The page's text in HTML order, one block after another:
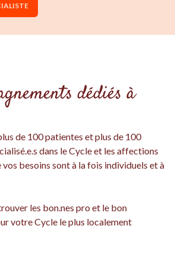
dédiés à
de 100 patientes et plus de 100
dans le Cycle et les affections
vos besoins sont à la fois individuels et à
les bon.nes pro et le bon
votre Cycle le plus localement